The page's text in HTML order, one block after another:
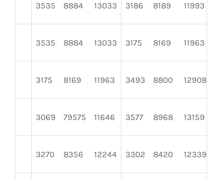
3535 8884 13033 3186 8189 11993
3535 8884 13033 3175 8169 11963
3175 8169 11963 3493 8800 12908
3069 79575 11646 3577 8968 13159
3270 8356 12244 3302 8420 12339